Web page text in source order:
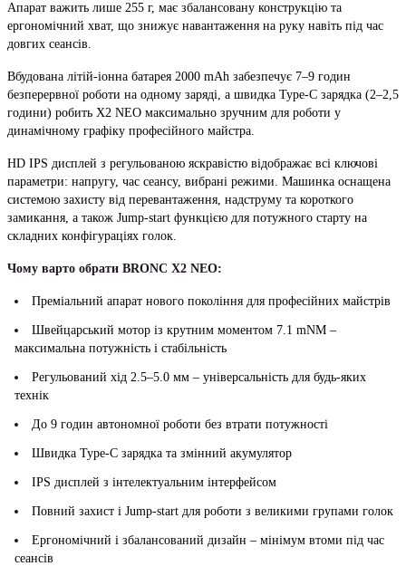
Апарат важить лише 255 г, має збалансовану конструкцію та
ергономічний хват, що знижує навантаження на руку навіть під час
довгих сеансів.
Вбудована літій-іонна батарея 2000 mAh забезпечує 7–9 годин
безперервної роботи на одному заряді, а швидка Type-C зарядка (2–2,5
години) робить X2 NEO максимально зручним для роботи у
динамічному графіку професійного майстра.
HD IPS дисплей з регульованою яскравістю відображає всі ключові
параметри: напругу, час сеансу, вибрані режими. Машинка оснащена
системою захисту від перевантаження, надструму та короткого
замикання, а також Jump-start функцією для потужного старту на
складних конфігураціях голок.
Чому варто обрати BRONC X2 NEO:
Преміальний апарат нового покоління для професійних майстрів
Швейцарський мотор із крутним моментом 7.1 mNM –
максимальна потужність і стабільність
Регульований хід 2.5–5.0 мм – універсальність для будь-яких
технік
До 9 годин автономної роботи без втрати потужності
Швидка Type-C зарядка та змінний акумулятор
IPS дисплей з інтелектуальним інтерфейсом
Повний захист і Jump-start для роботи з великими групами голок
Ергономічний і збалансований дизайн – мінімум втоми під час
сеансів